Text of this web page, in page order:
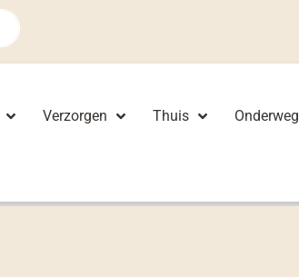
Verzorgen Thuis
Onderweg